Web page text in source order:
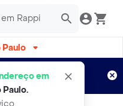
Paulo
em
Paulo.
dias!
Aplicam T&C